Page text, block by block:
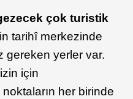
çok turistik
tarihî merkezinde
gereken yerler var.
için
her birinde